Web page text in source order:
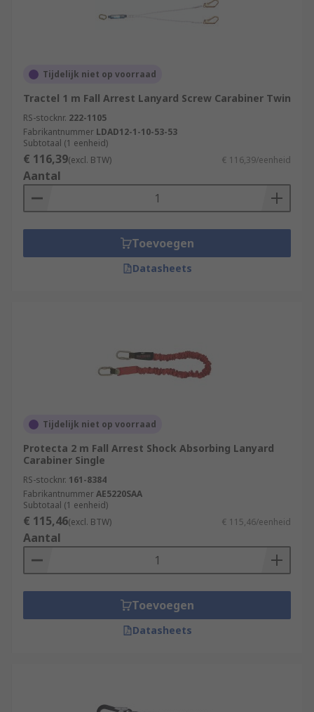
Tijdelijk niet op voorraad
Tractel 1 m Fall Arrest Lanyard Screw Carabiner Twin
RS-stocknr. 222-1105
Fabrikantnummer LDAD12-1-10-53-53
Subtotaal (1 eenheid)
€ 116,39(excl. BTW) € 116,39/eenheid
Aantal
Toevoegen
Datasheets
Tijdelijk niet op voorraad
Protecta 2 m Fall Arrest Shock Absorbing Lanyard
Carabiner Single
RS-stocknr. 161-8384
FabrikantnummerAE5220SAA
Subtotaal (1 eenheid)
€ 115,46(excl. BTW) € 115,46/eenheid
Aantal
Toevoegen
Datasheets